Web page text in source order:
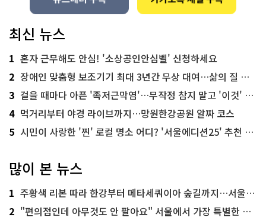
최신 뉴스
1 혼자 근무해도 안심! '소상공인안심벨' 신청하세요
2 장애인 맞춤형 보조기기 최대 3년간 무상 대여…삶의 질 높인다
3 걸을 때마다 아픈 '족저근막염'…무작정 참지 말고 '이것' 해보세요!
4 먹거리부터 야경 라이브까지…망원한강공원 알짜 코스
5 시민이 사랑한 '찐' 로컬 명소 어디? '서울에디션25' 추천 코스
많이 본 뉴스
1 주황색 리본 따라 한강부터 메타세쿼이아 숲길까지…서울둘레길 15코스
2 "편의점인데 아무것도 안 팔아요" 서울에서 가장 특별한 편의점의 정체